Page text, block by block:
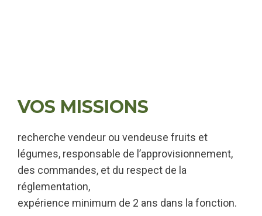
VOS MISSIONS
recherche vendeur ou vendeuse fruits et
légumes, responsable de l’approvisionnement,
des commandes, et du respect de la
réglementation,
expérience minimum de 2 ans dans la fonction.